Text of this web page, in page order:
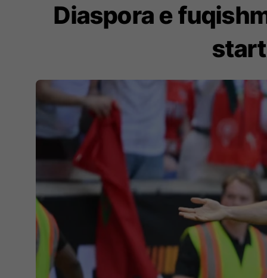
Diaspora e